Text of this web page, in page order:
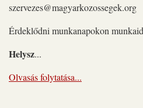
szervezes@magyarkozossegek.org
Érdeklődni munkanapokon
Helysz...
Olvasás folytatása...